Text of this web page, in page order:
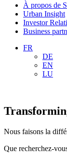
À propos de
Urban Insight
Investor
Business
FR
DE
EN
LU
Nous faisons la
Que recherchez-